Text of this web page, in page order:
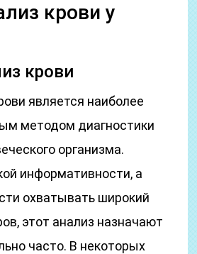
крови у
крови
является наиболее
методом диагностики
организма.
информативности, а
охватывать широкий
этот анализ назначают
часто. В некоторых